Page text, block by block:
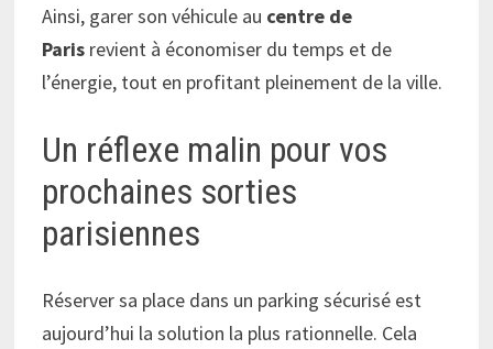
Ainsi, garer son véhicule au centre de
Paris revient à économiser du temps et de
l’énergie, tout en profitant pleinement de la ville.
Un réflexe malin pour vos
prochaines sorties
parisiennes
Réserver sa place dans un parking sécurisé est
aujourd’hui la solution la plus rationnelle. Cela